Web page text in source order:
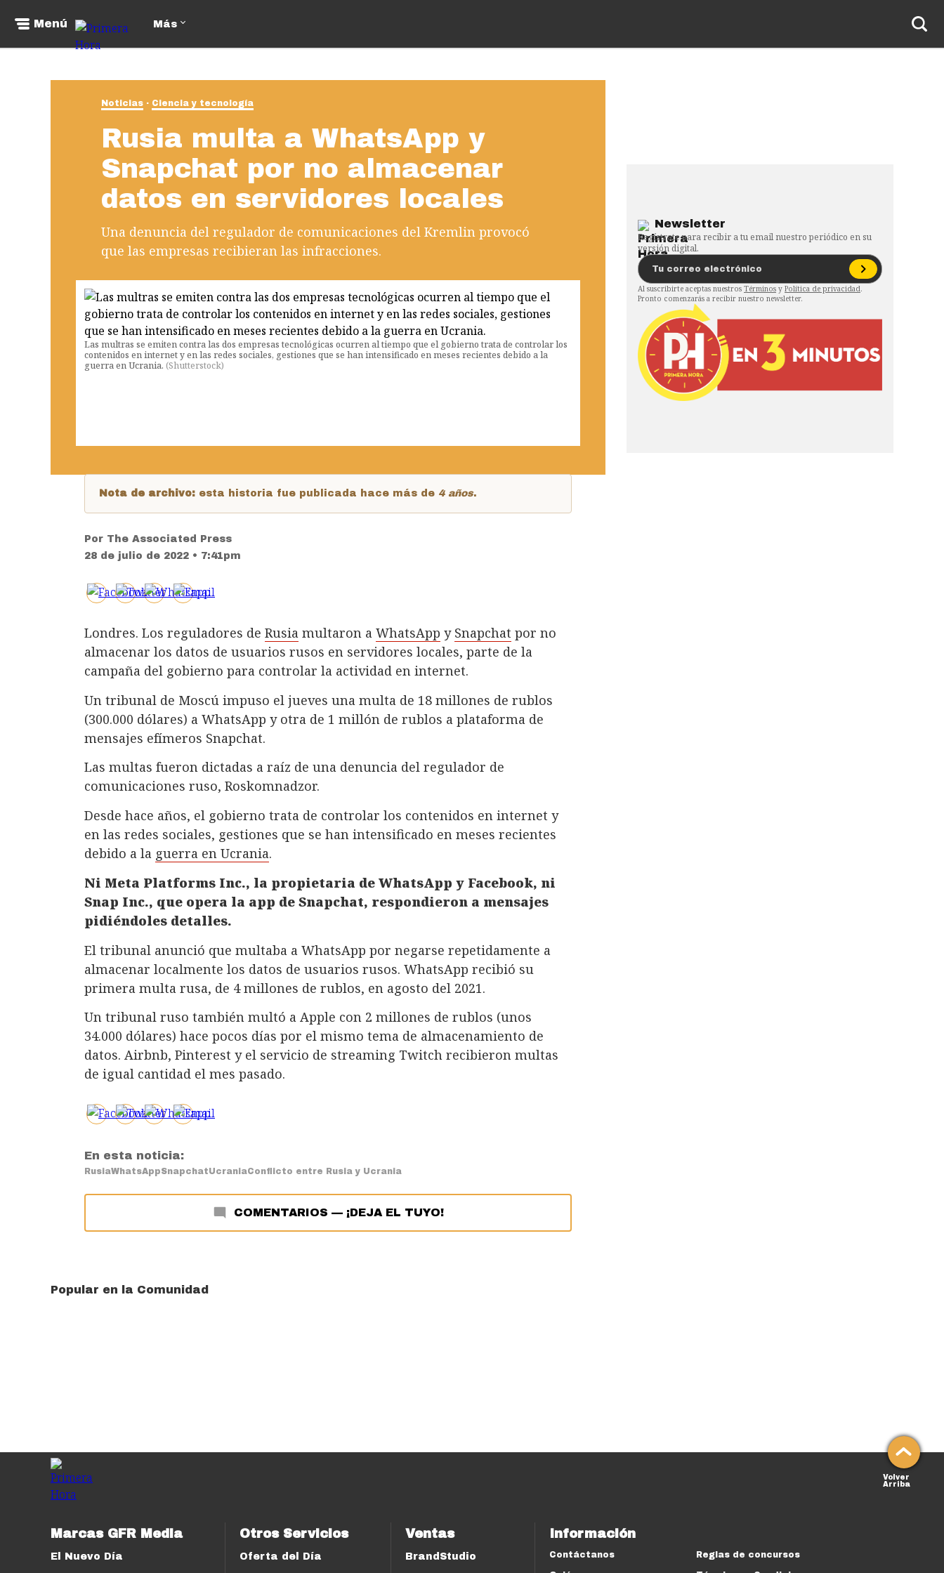
Menú Más
Noticias Ciencia y tecnología
Rusia multa a WhatsApp y
Snapchat por no almacenar
datos en servidores locales
Una denuncia del regulador de comunicaciones del Kremlin provocó
que las empresas recibieran las infracciones.
Las multras se emiten contra las dos empresas tecnológicas ocurren al tiempo que el gobierno trata de controlar los
contenidos en internet y en las redes sociales, gestiones que se han intensificado en meses recientes debido a la
guerra en Ucrania. (Shutterstock)
Nota de archivo: esta historia fue publicada hace más de 4 años.
Por The Associated Press
28 de julio de 2022 • 7:41pm
Londres. Los reguladores de Rusia multaron a WhatsApp y Snapchat por no
almacenar los datos de usuarios rusos en servidores locales, parte de la
campaña del gobierno para controlar la actividad en internet.
Un tribunal de Moscú impuso el jueves una multa de 18 millones de rublos
(300.000 dólares) a WhatsApp y otra de 1 millón de rublos a plataforma de
mensajes efímeros Snapchat.
Las multas fueron dictadas a raíz de una denuncia del regulador de
comunicaciones ruso, Roskomnadzor.
Desde hace años, el gobierno trata de controlar los contenidos en internet y
en las redes sociales, gestiones que se han intensificado en meses recientes
debido a la guerra en Ucrania.
Ni Meta Platforms Inc., la propietaria de WhatsApp y Facebook, ni
Snap Inc., que opera la app de Snapchat, respondieron a mensajes
pidiéndoles detalles.
El tribunal anunció que multaba a WhatsApp por negarse repetidamente a
almacenar localmente los datos de usuarios rusos. WhatsApp recibió su
primera multa rusa, de 4 millones de rublos, en agosto del 2021.
Un tribunal ruso también multó a Apple con 2 millones de rublos (unos
34.000 dólares) hace pocos días por el mismo tema de almacenamiento de
datos. Airbnb, Pinterest y el servicio de streaming Twitch recibieron multas
de igual cantidad el mes pasado.
En esta noticia:
RusiaWhatsAppSnapchatUcraniaConflicto entre Rusia y Ucrania
COMENTARIOS — ¡DEJA EL TUYO!
Popular en la Comunidad
Newsletter
Regístrate para recibir a tu email nuestro periódico en su
versión digital.
Al suscribirte aceptas nuestros Términos y Política de privacidad.
Pronto comenzarás a recibir nuestro newsletter.
Volver
Arriba
Marcas GFR Media
El Nuevo Día
Otros Servicios
Oferta del Día
Ventas
BrandStudio
Información
Contáctanos Reglas de concursos